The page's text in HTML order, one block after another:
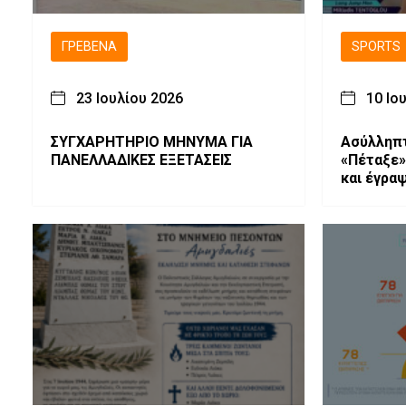
ΓΡΕΒΕΝΆ
23 Ιουλίου 2026
ΣΥΓΧΑΡΗΤΗΡΙΟ ΜΗΝΥΜΑ ΓΙΑ
ΠΑΝΕΛΛΑΔΙΚΕΣ ΕΞΕΤΑΣΕΙΣ
SPORTS
10
και